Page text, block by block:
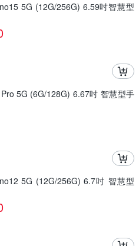
5G (12G/256G) 6.59吋智慧型
5G (6G/128G) 6.67吋 智慧型手
5G (12G/256G) 6.7吋 智慧型